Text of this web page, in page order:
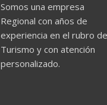
Somos una empresa
Regional con años de
experiencia en el rubro
Turismo y con atención
personalizado.